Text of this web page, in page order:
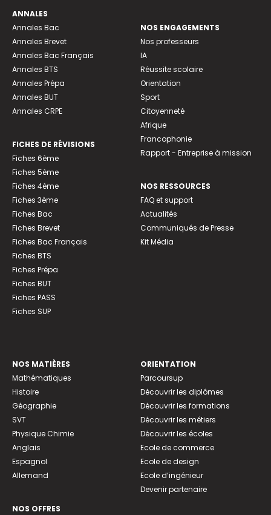
ANNALES
Annales Bac
Annales Brevet
Annales Bac Français
Annales BTS
Annales Prépa
Annales BUT
Annales CRPE
FICHES DE RÉVISIONS
Fiches 6ème
Fiches 5ème
Fiches 4ème
Fiches 3ème
Fiches Bac
Fiches Brevet
Fiches Bac Français
Fiches BTS
Fiches Prépa
Fiches BUT
Fiches PASS
Fiches SUP
NOS ENGAGEMENTS
Nos professeurs
IA
Réussite scolaire
Orientation
Sport
Citoyenneté
Afrique
Francophonie
Rapport - Entreprise à mission
NOS RESSOURCES
FAQ et support
Actualités
Communiqués de Presse
Kit Média
NOS MATIÈRES
Mathématiques
Histoire
Géographie
SVT
Physique Chimie
Anglais
Espagnol
Allemand
NOS OFFRES
ORIENTATION
Parcoursup
Découvrir les diplômes
Découvrir les formations
Découvrir les métiers
Découvrir les écoles
Ecole de commerce
Ecole de design
Ecole d’ingénieur
Devenir partenaire